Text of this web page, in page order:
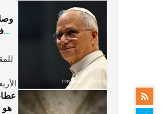
الأربعاء 5
هو